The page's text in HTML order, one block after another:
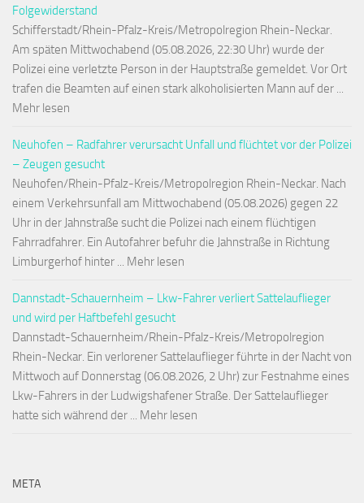
Folgewiderstand
Schifferstadt/Rhein-Pfalz-Kreis/Metropolregion Rhein-Neckar.
Am späten Mittwochabend (05.08.2026, 22:30 Uhr) wurde der
Polizei eine verletzte Person in der Hauptstraße gemeldet. Vor Ort
trafen die Beamten auf einen stark alkoholisierten Mann auf der ...
Mehr lesen
Neuhofen – Radfahrer verursacht Unfall und flüchtet vor der Polizei
– Zeugen gesucht
Neuhofen/Rhein-Pfalz-Kreis/Metropolregion Rhein-Neckar. Nach
einem Verkehrsunfall am Mittwochabend (05.08.2026) gegen 22
Uhr in der Jahnstraße sucht die Polizei nach einem flüchtigen
Fahrradfahrer. Ein Autofahrer befuhr die Jahnstraße in Richtung
Limburgerhof hinter ... Mehr lesen
Dannstadt-Schauernheim – Lkw-Fahrer verliert Sattelauflieger
und wird per Haftbefehl gesucht
Dannstadt-Schauernheim/Rhein-Pfalz-Kreis/Metropolregion
Rhein-Neckar. Ein verlorener Sattelauflieger führte in der Nacht von
Mittwoch auf Donnerstag (06.08.2026, 2 Uhr) zur Festnahme eines
Lkw-Fahrers in der Ludwigshafener Straße. Der Sattelauflieger
hatte sich während der ... Mehr lesen
META